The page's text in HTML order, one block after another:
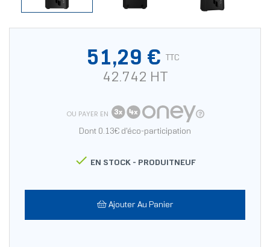
51,29 € TTC
42.742 HT
OU PAYER EN
Dont 0.13€ d'éco-participation
 EN STOCK - PRODUITNEUF
Ajouter Au Panier